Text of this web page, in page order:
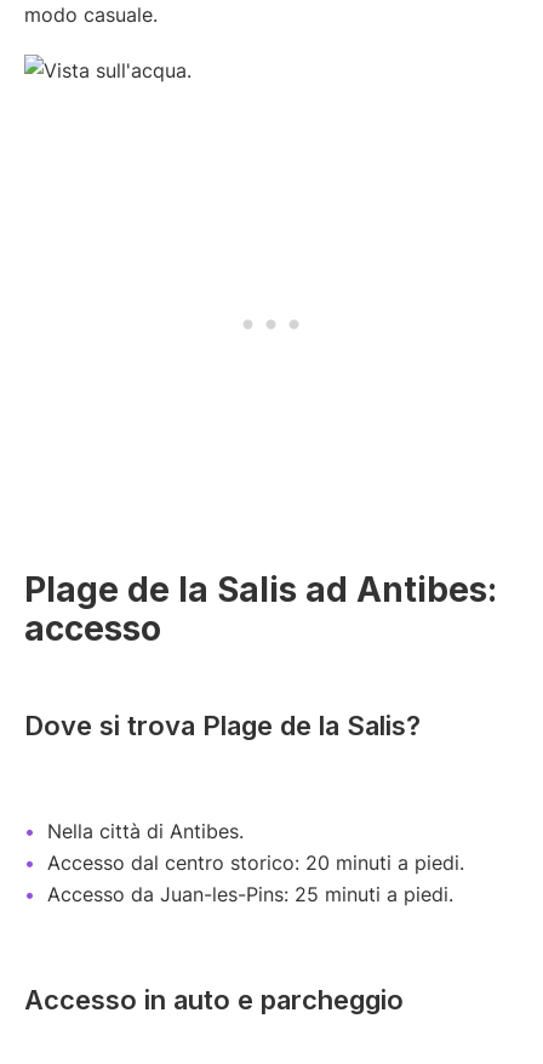
modo casuale.
Plage de la Salis ad Antibes:
accesso
Dove si trova Plage de la Salis?
Nella città di Antibes.
Accesso dal centro storico: 20 minuti a piedi.
Accesso da Juan-les-Pins: 25 minuti a piedi.
Accesso in auto e parcheggio